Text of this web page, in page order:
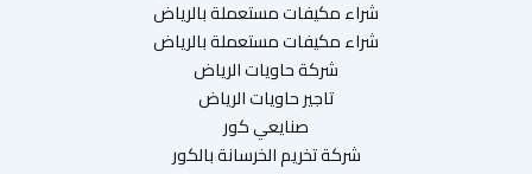
شراء مكيفات مستعملة بالرياض
شراء مكيفات مستعملة بالرياض
شركة حاويات الرياض
تاجير حاويات الرياض
صنايعي كور
شركة تخريم الخرسانة بالكور